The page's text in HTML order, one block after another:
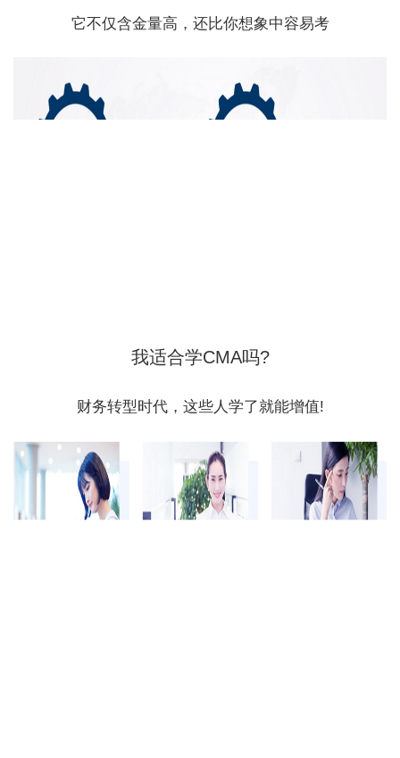
它不仅含金量高，还比你想象中容易考
我适合学CMA吗?
财务转型时代，这些人学了就能增值!